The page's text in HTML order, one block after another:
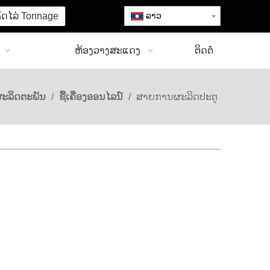
ໄລ່ Tonnage ລາວ
ຫ້ອງວາງສະແດງ ຕິດຕໍ່
ລິດຕະພັນ / ຊື້ເຄື່ອງອອນໄລນ໌ / ສາຍການຜະລິດປະຕູ